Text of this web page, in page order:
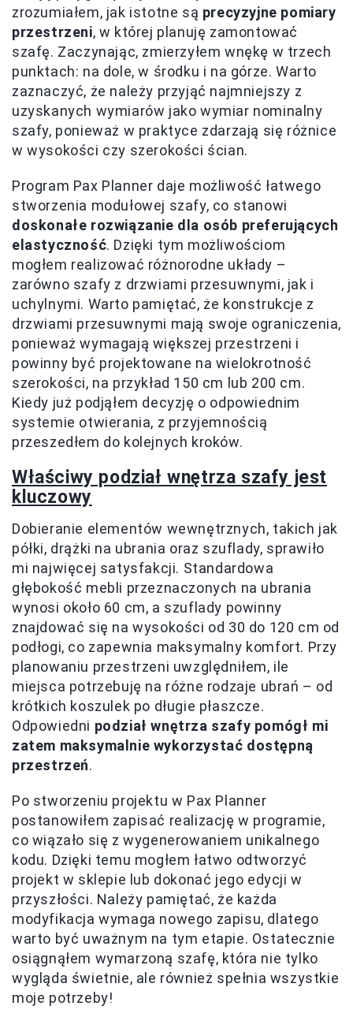
zrozumiałem, jak istotne są precyzyjne pomiary
przestrzeni, w której planuję zamontować
szafę. Zaczynając, zmierzyłem wnękę w trzech
punktach: na dole, w środku i na górze. Warto
zaznaczyć, że należy przyjąć najmniejszy z
uzyskanych wymiarów jako wymiar nominalny
szafy, ponieważ w praktyce zdarzają się różnice
w wysokości czy szerokości ścian.
Program Pax Planner daje możliwość łatwego
stworzenia modułowej szafy, co stanowi
doskonałe rozwiązanie dla osób preferujących
elastyczność. Dzięki tym możliwościom
mogłem realizować różnorodne układy –
zarówno szafy z drzwiami przesuwnymi, jak i
uchylnymi. Warto pamiętać, że konstrukcje z
drzwiami przesuwnymi mają swoje ograniczenia,
ponieważ wymagają większej przestrzeni i
powinny być projektowane na wielokrotność
szerokości, na przykład 150 cm lub 200 cm.
Kiedy już podjąłem decyzję o odpowiednim
systemie otwierania, z przyjemnością
przeszedłem do kolejnych kroków.
Właściwy podział wnętrza szafy jest
kluczowy
Dobieranie elementów wewnętrznych, takich jak
półki, drążki na ubrania oraz szuflady, sprawiło
mi najwięcej satysfakcji. Standardowa
głębokość mebli przeznaczonych na ubrania
wynosi około 60 cm, a szuflady powinny
znajdować się na wysokości od 30 do 120 cm od
podłogi, co zapewnia maksymalny komfort. Przy
planowaniu przestrzeni uwzględniłem, ile
miejsca potrzebuję na różne rodzaje ubrań – od
krótkich koszulek po długie płaszcze.
Odpowiedni podział wnętrza szafy pomógł mi
zatem maksymalnie wykorzystać dostępną
przestrzeń.
Po stworzeniu projektu w Pax Planner
postanowiłem zapisać realizację w programie,
co wiązało się z wygenerowaniem unikalnego
kodu. Dzięki temu mogłem łatwo odtworzyć
projekt w sklepie lub dokonać jego edycji w
przyszłości. Należy pamiętać, że każda
modyfikacja wymaga nowego zapisu, dlatego
warto być uważnym na tym etapie. Ostatecznie
osiągnąłem wymarzoną szafę, która nie tylko
wygląda świetnie, ale również spełnia wszystkie
moje potrzeby!